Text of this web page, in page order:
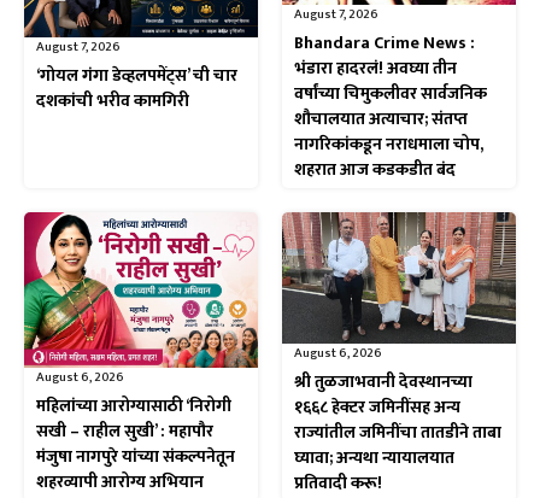
August 7, 2026
‘गोयल गंगा डेव्हलपमेंट्स’ ची चार
दशकांची भरीव कामगिरी
August 7, 2026
Bhandara Crime News :
भंडारा हादरलं! अवघ्या तीन
वर्षांच्या चिमुकलीवर सार्वजनिक
शौचालयात अत्याचार; संतप्त
नागरिकांकडून नराधमाला चोप,
शहरात आज कडकडीत बंद
August 6, 2026
महिलांच्या आरोग्यासाठी ‘निरोगी
सखी – राहील सुखी’ : महापौर
मंजुषा नागपुरे यांच्या संकल्पनेतून
शहरव्यापी आरोग्य अभियान
August 6, 2026
श्री तुळजाभवानी देवस्थानच्या
१६६८ हेक्टर जमिनींसह अन्य
राज्यांतील जमिनींचा तातडीने ताबा
घ्यावा; अन्यथा न्यायालयात
प्रतिवादी करू!